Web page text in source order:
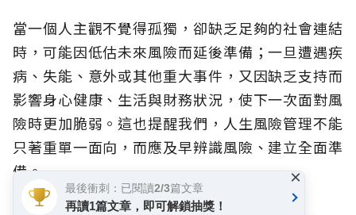
當一個人主觀不覺得孤獨，卻缺乏足夠的社會連結
時，可能因低估未來風險而延後準備；一旦遭遇疾
病、失能、意外或其他重大事件，又因缺乏支持而
影響身心健康、生活與財務狀況，使下一次面對風
險時更加脆弱。這也提醒我們，人生風險管理不能
只著重單一面向，而應及早辨識風險、建立全面準
備。
最後衝刺：已閱讀2/3篇文章
再讀1篇文章，即可解鎖抽獎！
×